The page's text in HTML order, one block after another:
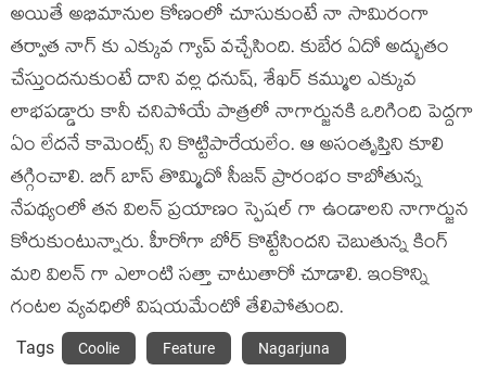
అయితే అభిమానుల కోణంలో చూసుకుంటే నా సామిరంగా
తర్వాత నాగ్ కు ఎక్కువ గ్యాప్ వచ్చేసింది. కుబేర ఏదో అద్భుతం
చేస్తుందనుకుంటే దాని వల్ల ధనుష్, శేఖర్ కమ్ముల ఎక్కువ
లాభపడ్డారు కానీ చనిపోయే పాత్రలో నాగార్జునకి ఒరిగింది పెద్దగా
ఏం లేదనే కామెంట్స్ ని కొట్టిపారేయలేం. ఆ అసంతృప్తిని కూలి
తగ్గించాలి. బిగ్ బాస్ తొమ్మిదో సీజన్ ప్రారంభం కాబోతున్న
నేపథ్యంలో తన విలన్ ప్రయాణం స్పెషల్ గా ఉండాలని నాగార్జున
కోరుకుంటున్నారు. హీరోగా బోర్ కొట్టేసిందని చెబుతున్న కింగ్
మరి విలన్ గా ఎలాంటి సత్తా చాటుతారో చూడాలి. ఇంకొన్ని
గంటల వ్యవధిలో విషయమేంటో తేలిపోతుంది.
Tags Coolie Feature Nagarjuna